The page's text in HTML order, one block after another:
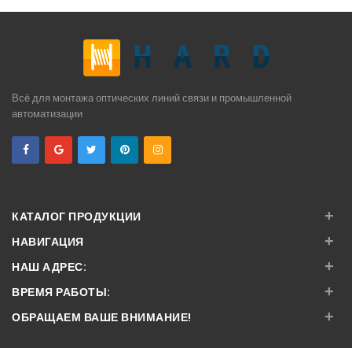
Всё для монтажа оптических линий связи и промышленной
автоматизации
КАТАЛОГ ПРОДУКЦИИ +
НАВИГАЦИЯ +
НАШ АДРЕС: +
ВРЕМЯ РАБОТЫ: +
ОБРАЩАЕМ ВАШЕ ВНИМАНИЕ! +